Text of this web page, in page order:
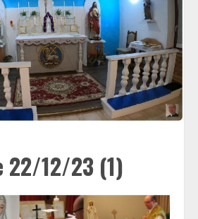
22/12/23 (1)